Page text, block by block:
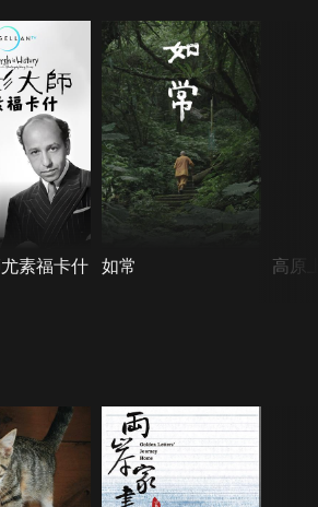
素福卡什 如常 高原